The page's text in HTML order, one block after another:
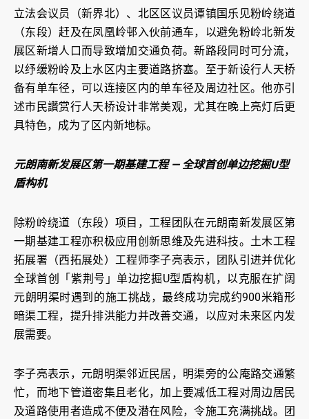
立法会议员（新界北）、北区区议员谭镇国乐见粉岭绕道
（东段）赶及在凤凰岭邨入伙前通车，以避免粉岭北新发
展区新增人口而导致增加交通负荷。新路段同时可分流，
以纾缓粉岭及上水区内主要道路挤塞。至于新设行人天桥
备有单车径，可以连接区内的单车径及周边社区。他亦引
述市民讚赏行人天桥设计非常美观，尤其在晚上亮灯后更
具特色，成为了区内新地标。
元朗南新发展区第一期基建工程 — 全球首创单边挖掘U型
盾构机
除粉岭绕道（东段）项目，工程团队在元朗南新发展区第
一期基建工程亦积极应用创新思维及先进科技。土木工程
拓展署（西拓展处）工程师李子亮表示，团队引进并优化
全球首创「紫荆号」单边挖掘U型盾构机，以克服在扩阔
元朗明渠时遇到的施工挑战，最终成功完成约900米箱形
暗渠工程，提升排洪能力并改善交通，以应对未来区内发
展需要。
李子亮表示，元朗明渠邻近民居，明渠旁的公庵路交通繁
忙，而地下管道密集且老化，加上要减低工程对周边居民
及道路使用者造成不便及潜在风险，令施工充满挑战。团